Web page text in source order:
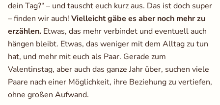
dein Tag?“​ – und tauscht euch kurz aus. Das ist doch super
– finden wir auch! Vielleicht gäbe es aber noch mehr zu
erzählen. Etwas, das mehr verbindet und eventuell auch
hängen bleibt. Etwas, das weniger mit dem Alltag zu tun
hat, und mehr mit euch als Paar. Gerade zum
Valentinstag, aber auch das ganze Jahr über, suchen viele
Paare nach einer Möglichkeit, ihre Beziehung zu vertiefen,
ohne großen Aufwand.